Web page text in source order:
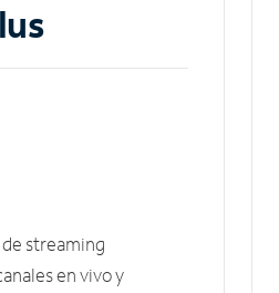
streaming
en vivo y